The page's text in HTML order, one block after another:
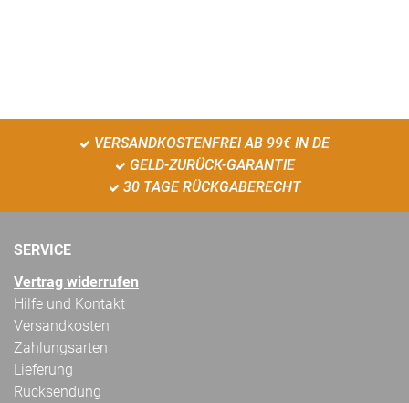
VERSANDKOSTENFREI AB 99€ IN DE
GELD-ZURÜCK-GARANTIE
30 TAGE RÜCKGABERECHT
SERVICE
Vertrag widerrufen
Hilfe und Kontakt
Versandkosten
Zahlungsarten
Lieferung
Rücksendung